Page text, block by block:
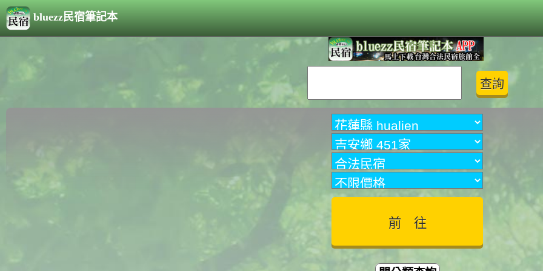
bluezz民宿筆記本